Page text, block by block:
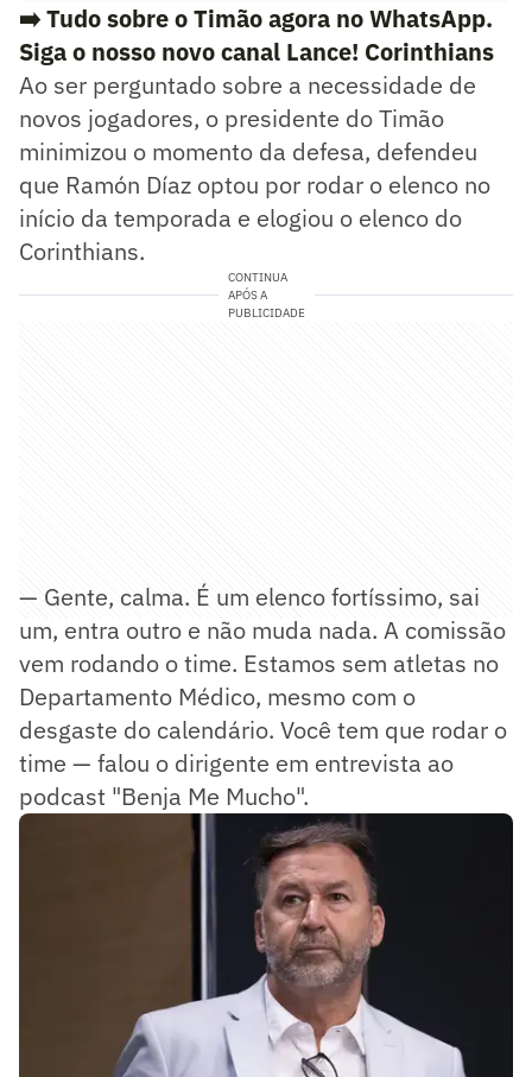
➡️ Tudo sobre o Timão agora no WhatsApp.
Siga o nosso novo canal Lance! Corinthians
Ao ser perguntado sobre a necessidade de
novos jogadores, o presidente do Timão
minimizou o momento da defesa, defendeu
que Ramón Díaz optou por rodar o elenco no
início da temporada e elogiou o elenco do
Corinthians.
CONTINUA
APÓS A
PUBLICIDADE
— Gente, calma. É um elenco fortíssimo, sai
um, entra outro e não muda nada. A comissão
vem rodando o time. Estamos sem atletas no
Departamento Médico, mesmo com o
desgaste do calendário. Você tem que rodar o
time — falou o dirigente em entrevista ao
podcast "Benja Me Mucho".